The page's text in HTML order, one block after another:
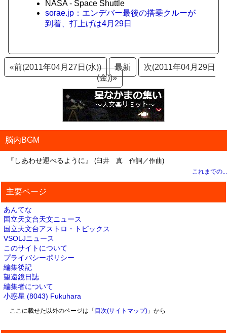
NASA - Space Shuttle
sorae.jp：エンデバー最後の搭乗クルーが
到着、打上げは4月29日
«前(2011年04月27日(水)) 最新
次(2011年04月29日
(金))»
脳内BGM
『しあわせ運べるように』 (臼井 真 作詞／作曲)
これまでの...
主要ページ
あんてな
国立天文台天文ニュース
国立天文台アストロ・トピックス
VSOLJニュース
このサイトについて
プライバシーポリシー
編集後記
望遠鏡日誌
編集者について
小惑星 (8043) Fukuhara
ここに載せた以外のページは「 目次(サイトマップ)」から